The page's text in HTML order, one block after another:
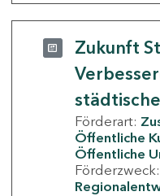
Zukunft
Förderart:
Öffentliche
Öffentliche
Förderzweck: